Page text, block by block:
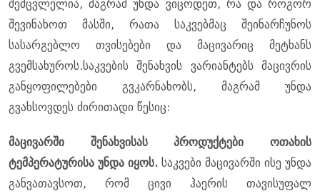
შემცვლელია, მაგრამ უნდა ვიცოდეთ, რა და როგორ
შევინახოთ მასში, რათა საკვებმაც შეინარჩუნოს
სასარგებლო თვისებები და მაცივარიც მეტხანს
გვემსახუროს.საკვების შენახვის ვარიანტებს მაცივრის
განყოფილებები გვკარნახობს, მაგრამ უნდა
გვახსოვდეს ძირითადი წესიც:
მაცივარში შენახვისას პროდუქტები ოთახის
ტემპერატურისა უნდა იყოს. საკვები მაცივარში ისე უნდა
განვათავსოთ, რომ ცივი ჰაერის თავისუფალ